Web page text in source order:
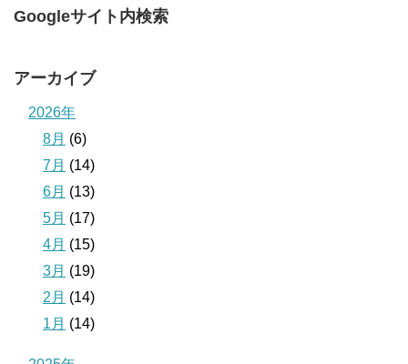
Googleサイト内検索
アーカイブ
2026年
8月 (6)
7月 (14)
6月 (13)
5月 (17)
4月 (15)
3月 (19)
2月 (14)
1月 (14)